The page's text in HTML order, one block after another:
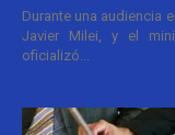
Durante una audiencia
Javier Milei, y el
oficializó...